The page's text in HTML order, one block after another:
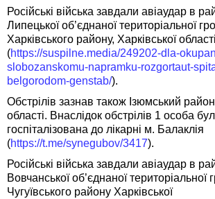
Російські війська завдали авіаудар в
Липецької об’єднаної територіальної
Харківського району, Харківської області
(https://suspilne.media/249202-dla-
slobozanskomu-napramku-rozgortaut-
belgorodom-genstab/).
Обстрілів зазнав також Ізюмський район
області. Внаслідок обстрілів 1 особа
госпіталізована до лікарні м. Балаклія
(https://t.me/synegubov/3417).
Російські війська завдали авіаудар в
Вовчанської об’єднаної територіальної
Чугуївського району Харківської